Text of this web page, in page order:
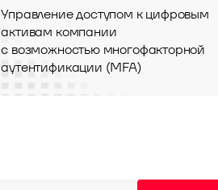
Управление доступом к цифровым
активам компании
с возможностью многофакторной
аутентификации (MFA)